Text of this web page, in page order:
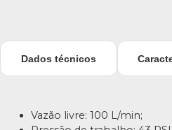
Dados técnicos
Vazão livre: 100 L/min;